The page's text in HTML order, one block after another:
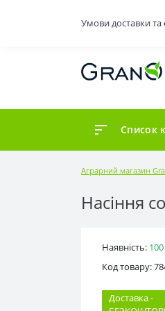
Умови доставки та
Список
Аграрний магазин
Насіння
Наявність: 100
Код товару:
Доставка -